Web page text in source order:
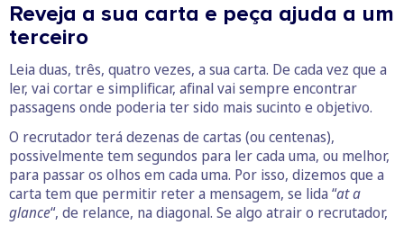
Reveja a sua carta e peça ajuda a um
terceiro
Leia duas, três, quatro vezes, a sua carta. De cada vez que a
ler, vai cortar e simplificar, afinal vai sempre encontrar
passagens onde poderia ter sido mais sucinto e objetivo.
O recrutador terá dezenas de cartas (ou centenas),
possivelmente tem segundos para ler cada uma, ou melhor,
para passar os olhos em cada uma. Por isso, dizemos que a
carta tem que permitir reter a mensagem, se lida “at a
glance“, de relance, na diagonal. Se algo atrair o recrutador,